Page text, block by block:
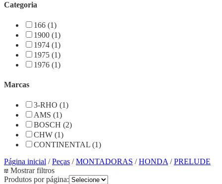
Categoria
166 (1)
1900 (1)
1974 (1)
1975 (1)
1976 (1)
Marcas
3-RHO (1)
AMS (1)
BOSCH (2)
CHW (1)
CONTINENTAL (1)
Página inicial /Peças /MONTADORAS /HONDA /PRELUDE
Mostrar filtros
Produtos por página: